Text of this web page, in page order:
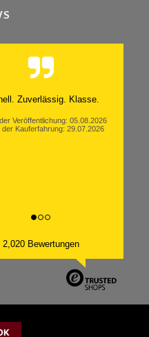
hat alles super geklappt.
Veröffentlichung: 05.08.2026
2,020 Bewertungen
Sepa